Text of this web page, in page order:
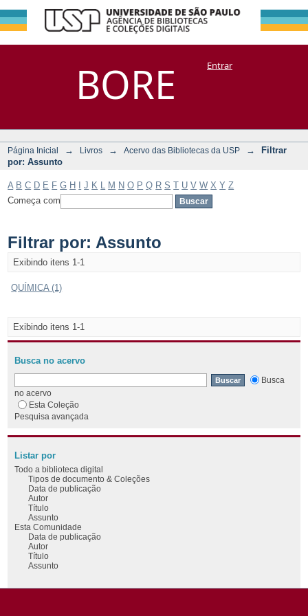
BORE
Filtrar por:
Assunto
DSpace/Manakin + CoriscoEntrar
Página Inicial → Livros → Acervo das Bibliotecas da USP →
Filtrar
por: Assunto
A B C D E F G H J K M N O P Q R S T U V W X Y Z
Começa com
Filtrar por: Assunto
Exibindo itens 1-1
QUÍMICA (1)
Exibindo itens 1-1
Busca no acervo
Busca
no acervo
Esta Coleção
Pesquisa avançada
Listar por
Todo a biblioteca digital
Tipos de documento & Coleções
Data de publicação
Autor
Título
Assunto
Esta Comunidade
Data de publicação
Autor
Título
Assunto